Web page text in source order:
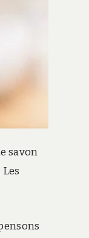
savon